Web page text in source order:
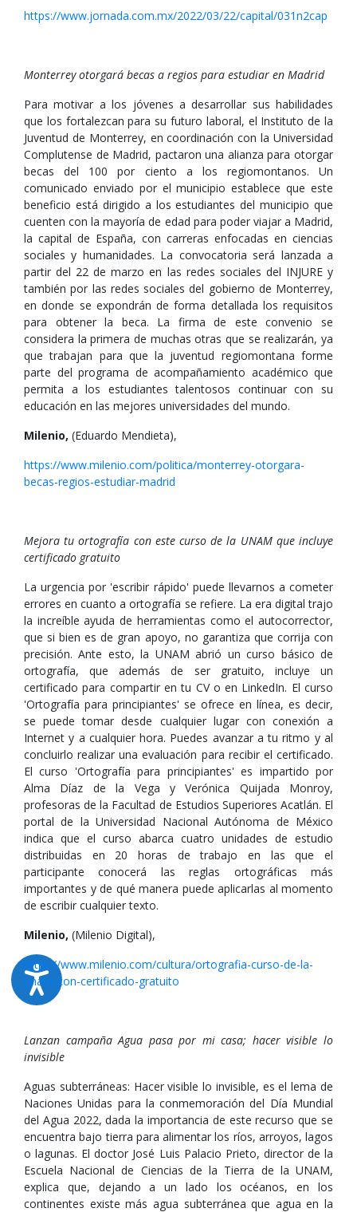
https://www.jornada.com.mx/2022/03/22/capital/031n2cap
Monterrey otorgará becas a regios para estudiar en Madrid
Para motivar a los jóvenes a desarrollar sus habilidades
que los fortalezcan para su futuro laboral, el Instituto de la
Juventud de Monterrey, en coordinación con la Universidad
Complutense de Madrid, pactaron una alianza para otorgar
becas del 100 por ciento a los regiomontanos. Un
comunicado enviado por el municipio establece que este
beneficio está dirigido a los estudiantes del municipio que
cuenten con la mayoría de edad para poder viajar a Madrid,
la capital de España, con carreras enfocadas en ciencias
sociales y humanidades. La convocatoria será lanzada a
partir del 22 de marzo en las redes sociales del INJURE y
también por las redes sociales del gobierno de Monterrey,
en donde se expondrán de forma detallada los requisitos
para obtener la beca. La firma de este convenio se
considera la primera de muchas otras que se realizarán, ya
que trabajan para que la juventud regiomontana forme
parte del programa de acompañamiento académico que
permita a los estudiantes talentosos continuar con su
educación en las mejores universidades del mundo.
Milenio, (Eduardo Mendieta),
https://www.milenio.com/politica/monterrey-otorgara-
becas-regios-estudiar-madrid
Mejora tu ortografía con este curso de la UNAM que incluye
certificado gratuito
La urgencia por 'escribir rápido' puede llevarnos a cometer
errores en cuanto a ortografía se refiere. La era digital trajo
la increíble ayuda de herramientas como el autocorrector,
que si bien es de gran apoyo, no garantiza que corrija con
precisión. Ante esto, la UNAM abrió un curso básico de
ortografía, que además de ser gratuito, incluye un
certificado para compartir en tu CV o en LinkedIn. El curso
'Ortografía para principiantes' se ofrece en línea, es decir,
se puede tomar desde cualquier lugar con conexión a
Internet y a cualquier hora. Puedes avanzar a tu ritmo y al
concluirlo realizar una evaluación para recibir el certificado.
El curso 'Ortografía para principiantes' es impartido por
Alma Díaz de la Vega y Verónica Quijada Monroy,
profesoras de la Facultad de Estudios Superiores Acatlán. El
portal de la Universidad Nacional Autónoma de México
indica que el curso abarca cuatro unidades de estudio
distribuidas en 20 horas de trabajo en las que el
participante conocerá las reglas ortográficas más
importantes y de qué manera puede aplicarlas al momento
de escribir cualquier texto.
Milenio, (Milenio Digital),
https://www.milenio.com/cultura/ortografia-curso-de-la-
unam-con-certificado-gratuito
Lanzan campaña Agua pasa por mi casa; hacer visible lo
invisible
Aguas subterráneas: Hacer visible lo invisible, es el lema de
Naciones Unidas para la conmemoración del Día Mundial
del Agua 2022, dada la importancia de este recurso que se
encuentra bajo tierra para alimentar los ríos, arroyos, lagos
o lagunas. El doctor José Luis Palacio Prieto, director de la
Escuela Nacional de Ciencias de la Tierra de la UNAM,
explica que, dejando a un lado los océanos, en los
continentes existe más agua subterránea que agua en la